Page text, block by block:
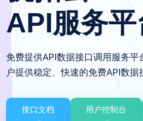
API服务平
免费提供API数据接口调用服务平
户提供稳定、快速的免费API数据
接口文档 用户控制台